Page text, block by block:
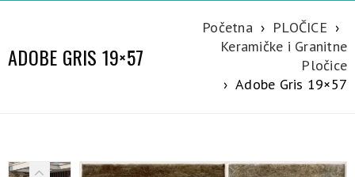
ADOBE GRIS 19×57
Početna › PLOČICE ›
Keramičke i Granitne
Pločice
› Adobe Gris 19×57